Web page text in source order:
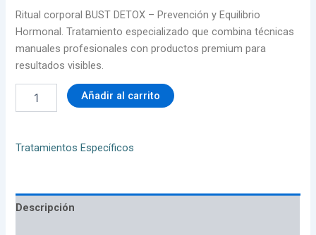
Ritual corporal BUST DETOX – Prevención y Equilibrio
Hormonal. Tratamiento especializado que combina técnicas
manuales profesionales con productos premium para
resultados visibles.
Añadir al carrito
Tratamientos Específicos
Descripción